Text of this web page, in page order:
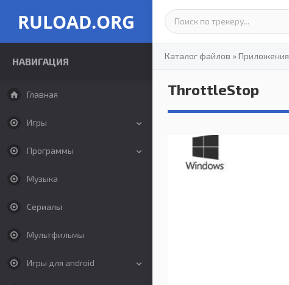
RULOAD.ORG
НАВИГАЦИЯ
Главная
Игры
Программы
Музыка
Сериалы
Мультфильмы
Игры для android
Каталог файлов »Приложения
ThrottleStop